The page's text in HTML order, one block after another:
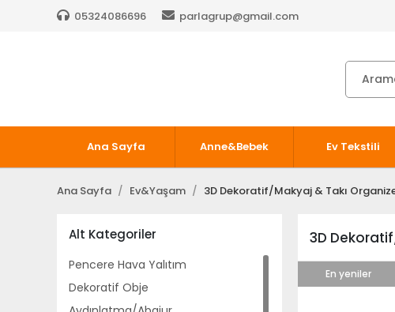
05324086696 parlagrup@gmail.com
Ana Sayfa Anne&Bebek Ev Tekstili
Ana Sayfa Ev&Yaşam 3D Dekoratif/Makyaj & Takı
Alt Kategoriler
Pencere Hava Yalıtım
Dekoratif Obje
3D
En yeniler